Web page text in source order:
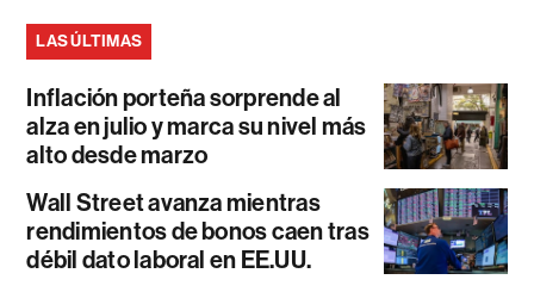
LAS ÚLTIMAS
Inflación porteña sorprende al
alza en julio y marca su nivel más
alto desde marzo
Wall Street avanza mientras
rendimientos de bonos caen tras
débil dato laboral en EE.UU.